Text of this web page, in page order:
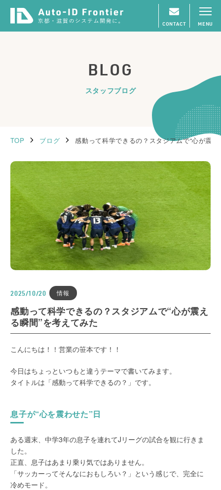
CONTACT MENU
BLOG
スタッフブログ
TOP ブログ 感動って科学できるの？スタジアムで“心が震
2025/10/20 情報
感動って科学できるの？スタジアムで“心が震え
る瞬間”を考えてみた
こんにちは！！営業の笹本です！！
今日はちょっといつもと違うテーマで書いてみます。
タイトルは「感動って科学できるの？」です。
息子が“心を震わせた”日
ある週末、中学3年の息子を連れてJリーグの試合を観に行きま
した。
正直、息子はあまり乗り気ではありません。
「サッカーってそんなにおもしろい？」という感じで、完全に
冷めモード。